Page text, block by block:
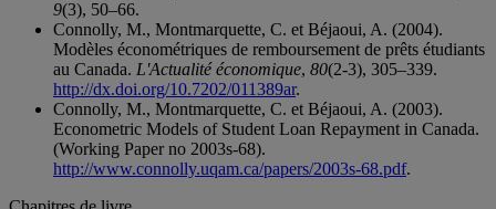
9(3), 50–66.
Connolly, M., Montmarquette, C. et Béjaoui, A. (2004).
Modèles économétriques de remboursement de prêts étudiants
au Canada. L'Actualité économique, 80(2-3), 305–339.
http://dx.doi.org/10.7202/011389ar.
Connolly, M., Montmarquette, C. et Béjaoui, A. (2003).
Econometric Models of Student Loan Repayment in Canada.
(Working Paper no 2003s-68).
http://www.connolly.uqam.ca/papers/2003s-68.pdf.